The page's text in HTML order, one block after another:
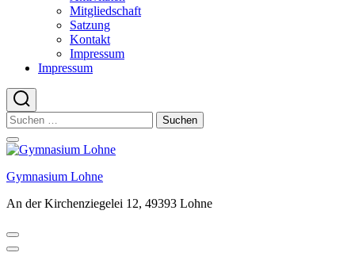
Mitgliedschaft
Satzung
Kontakt
Impressum
Impressum
Suchen
nach:
Gymnasium Lohne
An der Kirchenziegelei 12, 49393 Lohne